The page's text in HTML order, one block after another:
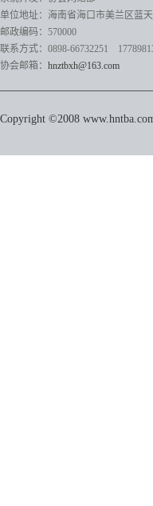
单位地址：海南省海口市美兰区蓝
邮政编码：570000
联系方式：0898-66732251
协会邮箱： hnztbxh@163.com
Copyright ©2008